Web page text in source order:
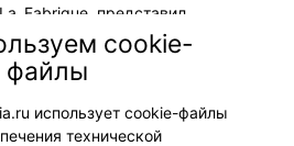
Fabrique представил
уходовых средств с
мультфильма
Гав».
#Коллаборации
cookie-
файлы
использует cookie-файлы
технической